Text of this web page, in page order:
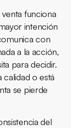
funciona
intención
con
a la acción,
para decidir.
calidad o está
se pierde
del